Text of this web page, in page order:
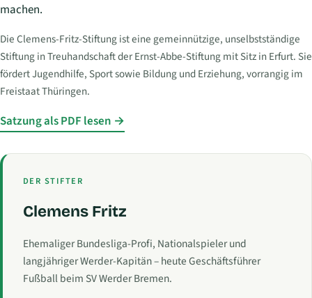
machen.
Die Clemens-Fritz-Stiftung ist eine gemeinnützige, unselbstständige
Stiftung in Treuhandschaft der Ernst-Abbe-Stiftung mit Sitz in Erfurt. Sie
fördert Jugendhilfe, Sport sowie Bildung und Erziehung, vorrangig im
Freistaat Thüringen.
Satzung als PDF lesen
DER STIFTER
Clemens Fritz
Ehemaliger Bundesliga-Profi, Nationalspieler und
langjähriger Werder-Kapitän – heute Geschäftsführer
Fußball beim SV Werder Bremen.